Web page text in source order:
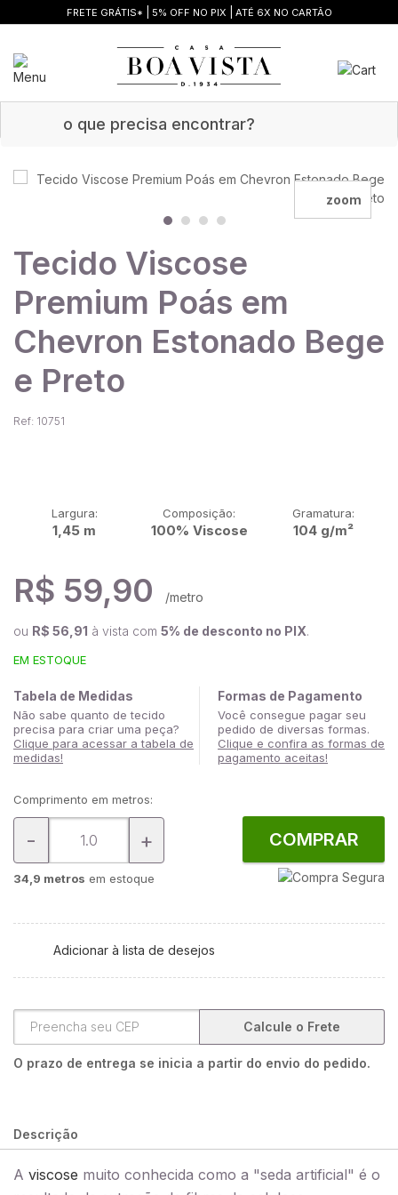
FRETE GRÁTIS* 5% OFF NO PIX ATÉ 6X NO CARTÃO
zoom
Tecido Viscose
Premium Poás em
Chevron Estonado Bege
e Preto
Ref: 10751
Largura:
1,45 m
Composição:
100% Viscose
Gramatura:
104 g/m²
R$ 59,90 /metro
ou R$ 56,91 à vista com 5% de desconto no PIX.
EM ESTOQUE
Tabela de Medidas
Não sabe quanto de tecido
precisa para criar uma peça?
Clique para acessar a tabela de
medidas!
Formas de Pagamento
Você consegue pagar seu
pedido de diversas formas.
Clique e confira as formas de
pagamento aceitas!
Comprimento em metros:
- +
34,9 metros em estoque
COMPRAR
Adicionar à lista de desejos
Calcule o Frete
O prazo de entrega se inicia a partir do envio do pedido.
Descrição
A viscose muito conhecida como a "seda artificial" é o